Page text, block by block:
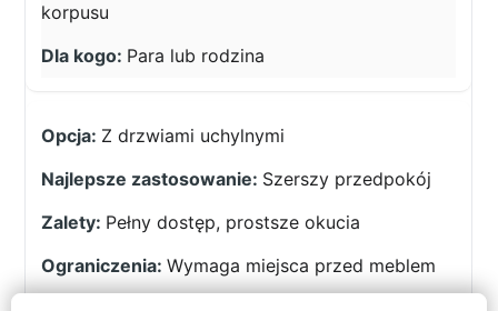
korpusu
Para lub rodzina
Z drzwiami uchylnymi
Szerszy przedpokój
Pełny dostęp, prostsze okucia
Wymaga miejsca przed meblem